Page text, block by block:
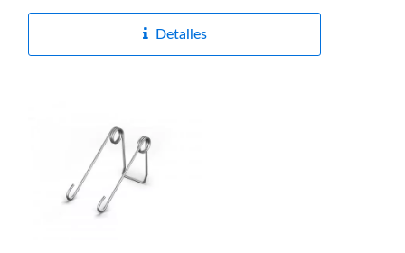
Detalles